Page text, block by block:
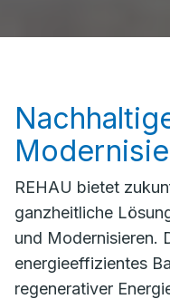
REHAU bietet
ganzheitliche
und Modernisieren.
energieeffizientes
regenerativer